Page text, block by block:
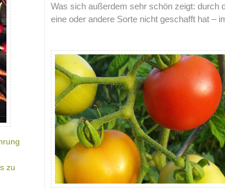
Was sich außerdem sehr schön zeigt: durch
eine oder andere Sorte nicht geschafft hat –
zu